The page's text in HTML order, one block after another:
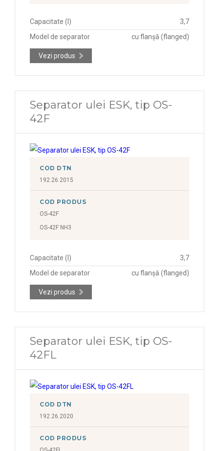
Capacitate (l)
3,7
Model de separator
cu flanșă (flanged)
Vezi produs
Separator ulei ESK, tip OS-
42F
COD DTN
192.26.2015
COD PRODUS
OS-42F
OS-42F NH3
Capacitate (l)
3,7
Model de separator
cu flanșă (flanged)
Vezi produs
Separator ulei ESK, tip OS-
42FL
COD DTN
192.26.2020
COD PRODUS